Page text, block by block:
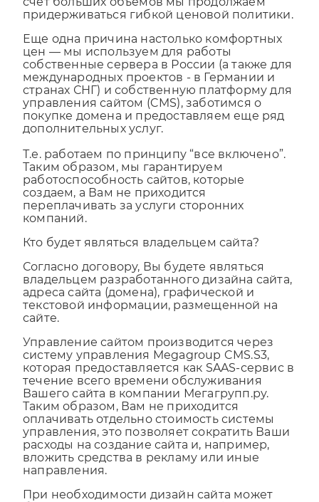
цен — мы используем для работы
собственные сервера в России (а также для
международных проектов - в Германии и
странах СНГ) и собственную платформу для
управления сайтом (CMS), заботимся о
покупке домена и предоставляем еще ряд
дополнительных услуг.
Таким образом, мы гарантируем
работоспособность сайтов, которые
создаем, а Вам не приходится
переплачивать за услуги сторонних
компаний.
владельцем разработанного дизайна сайта,
адреса сайта (домена), графической и
текстовой информации, размещенной на
сайте.
систему управления Megagroup CMS.S3,
которая предоставляется как SAAS-сервис в
течение всего времени обслуживания
Вашего сайта в компании Мегагрупп.ру.
Таким образом, Вам не приходится
оплачивать отдельно стоимость системы
управления, это позволяет сократить Ваши
расходы на создание сайта и, например,
вложить средства в рекламу или иные
направления.
быть перенесен на другую платформу.